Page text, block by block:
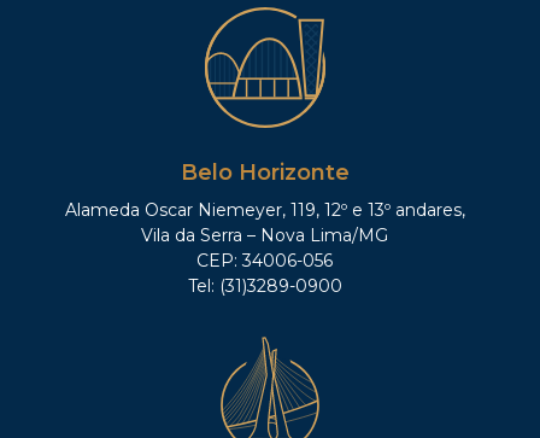
Belo Horizonte
Alameda Oscar Niemeyer, 119, 12º e 13º andares,
Vila da Serra – Nova Lima/MG
CEP: 34006-056
Tel: (31)3289-0900